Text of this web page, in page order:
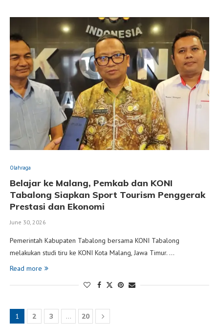
Olahraga
Belajar ke Malang, Pemkab dan KONI
Tabalong Siapkan Sport Tourism Penggerak
Prestasi dan Ekonomi
June 30, 2026
Pemerintah Kabupaten Tabalong bersama KONI Tabalong
melakukan studi tiru ke KONI Kota Malang, Jawa Timur. …
Read more
1 2 3 … 20